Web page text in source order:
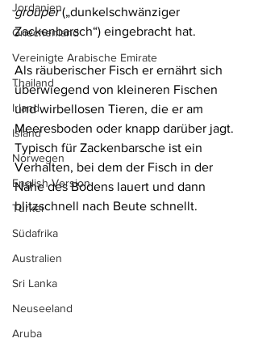
Jordanien
Griechenland
Vereinigte Arabische Emirate
Thailand
Irland
Island
Norwegen
English Version
Türkei
Südafrika
Australien
Sri Lanka
Neuseeland
Aruba
grouper („dunkelschwänziger
Zackenbarsch“) eingebracht hat.
Als räuberischer Fisch er ernährt sich
überwiegend von kleineren Fischen
und wirbellosen Tieren, die er am
Meeresboden oder knapp darüber jagt.
Typisch für Zackenbarsche ist ein
Verhalten, bei dem der Fisch in der
Nähe des Bodens lauert und dann
blitzschnell nach Beute schnellt.